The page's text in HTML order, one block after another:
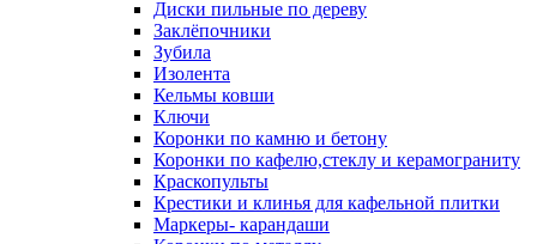
Диски пильные по дереву
Заклёпочники
Зубила
Изолента
Кельмы ковши
Ключи
Коронки по камню и бетону
Коронки по кафелю,стеклу и керамограниту
Краскопульты
Крестики и клинья для кафельной плитки
Маркеры- карандаши